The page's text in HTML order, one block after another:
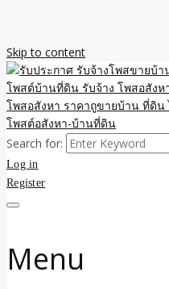
Skip to content
รับประกาศ
บ้าน ราคาถู
รับจ้าง โพส
รับจ้างโพสขายบ้าน ราคาถูก ปร
หน้า โพสอสังหา รับจ้างโพสขาย
ขายบ้าน ขายที่ดิน เว็บประกาศ
Search for:
Log in
Register
Menu